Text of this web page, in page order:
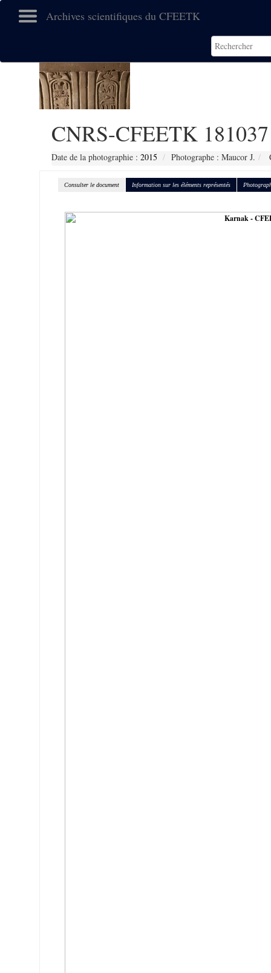
Archives scientifiques du CFEETK
CNRS-CFEETK 181037
Date de la photographie : 2015 Photographe : Maucor J.
Consulter le document Information sur les éléments représentés